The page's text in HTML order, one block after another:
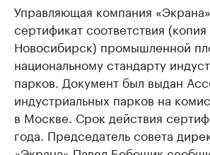
Управляющая компания
сертификат соответствия
Новосибирск) промышленной
национальному стандарту
парков. Документ был выдан
индустриальных парков на
в Москве. Срок действия
года. Председатель совета